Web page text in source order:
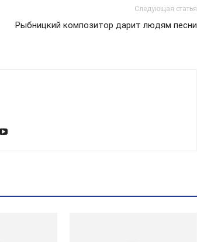
Следующая статья
Рыбницкий композитор дарит людям песни